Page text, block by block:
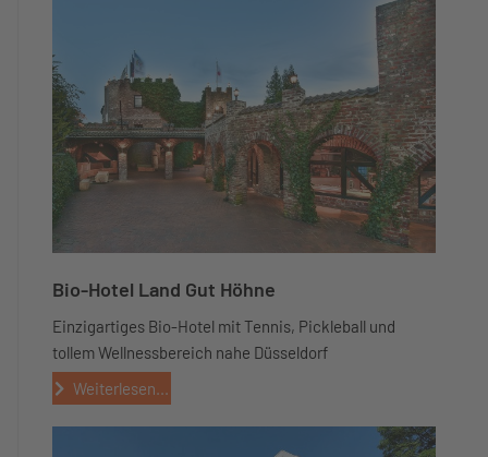
Bio-Hotel Land Gut Höhne
Einzigartiges Bio-Hotel mit Tennis, Pickleball und
tollem Wellnessbereich nahe Düsseldorf
Weiterlesen...